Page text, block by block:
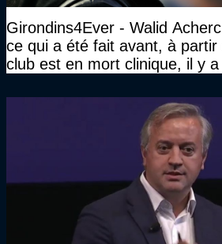
Girondins4Ever - Walid
ce qui a été fait avant, à
club est en mort clinique, il y